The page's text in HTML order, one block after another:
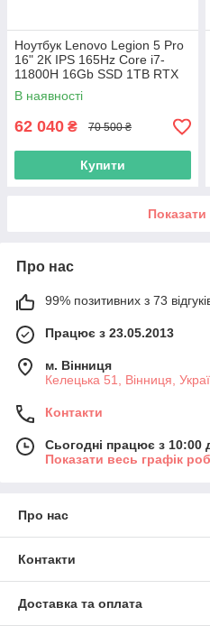
Ноутбук Lenovo Legion 5 Pro
16" 2К IPS 165Hz Core i7-
11800H 16Gb SSD 1TB RTX
3070 8GB
В наявності
62 040 ₴ 70 500 ₴
Купити
Про нас
99% позитивних з 73
Працює з 23.05.2013
м. Вінниця
Келецька 51, Вінниця,
Контакти
Сьогодні працює з 10:00
Показати весь графік
Про нас
Контакти
Доставка та оплата